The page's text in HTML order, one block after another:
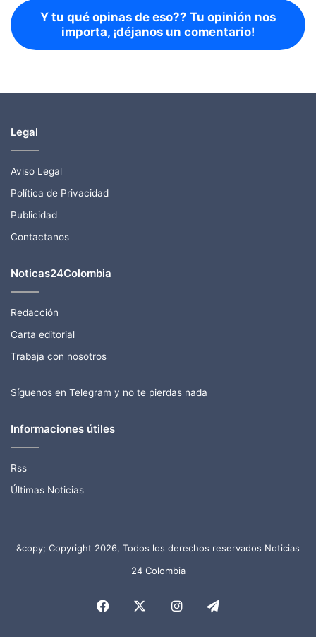
Y tu qué opinas de eso?? Tu opinión nos
importa, ¡déjanos un comentario!
Legal
Aviso Legal
Política de Privacidad
Publicidad
Contactanos
Noticas24Colombia
Redacción
Carta editorial
Trabaja con nosotros
Síguenos en Telegram y no te pierdas nada
Informaciones útiles
Rss
Últimas Noticias
&copy; Copyright 2026, Todos los derechos reservados Noticias
24 Colombia
Facebook InstagramTelegram